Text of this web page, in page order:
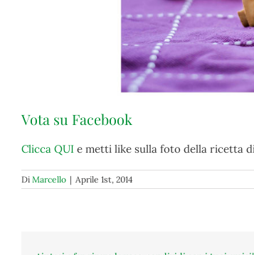
Vota su Facebook
Clicca QUI e metti like sulla foto della ricetta
Di Marcello | Aprile 1st, 2014